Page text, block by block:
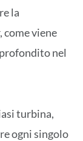
la
viene
nel
turbina,
ogni singolo